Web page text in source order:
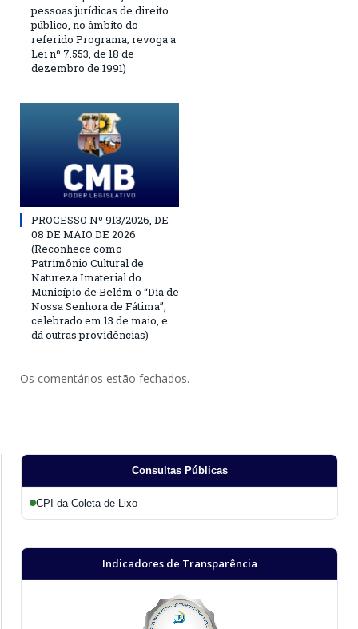
pessoas jurídicas de direito
público, no âmbito do
referido Programa; revoga a
Lei nº 7.553, de 18 de
dezembro de 1991)
PROCESSO Nº 913/2026, DE
08 DE MAIO DE 2026
(Reconhece como
Patrimônio Cultural de
Natureza Imaterial do
Município de Belém o “Dia de
Nossa Senhora de Fátima”,
celebrado em 13 de maio, e
dá outras providências)
Os comentários estão fechados.
Consultas Públicas
CPI da Coleta de Lixo
Indicadores de Transparência